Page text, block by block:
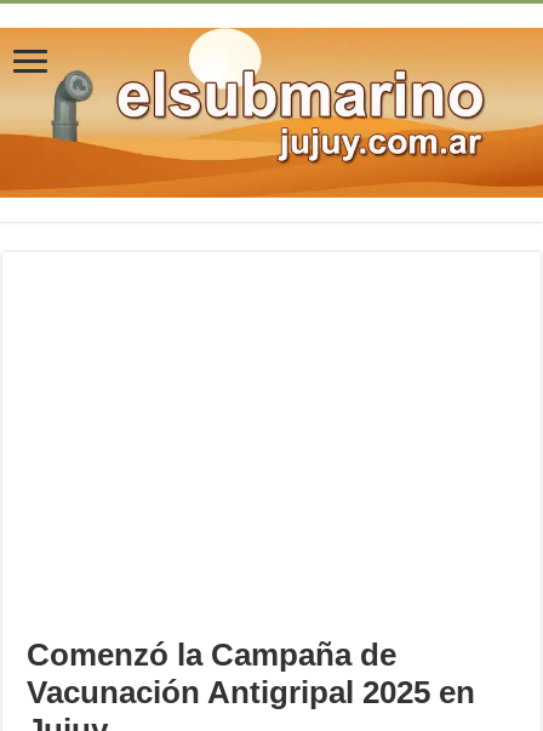
Comenzó la Campaña de
Vacunación Antigripal 2025 en